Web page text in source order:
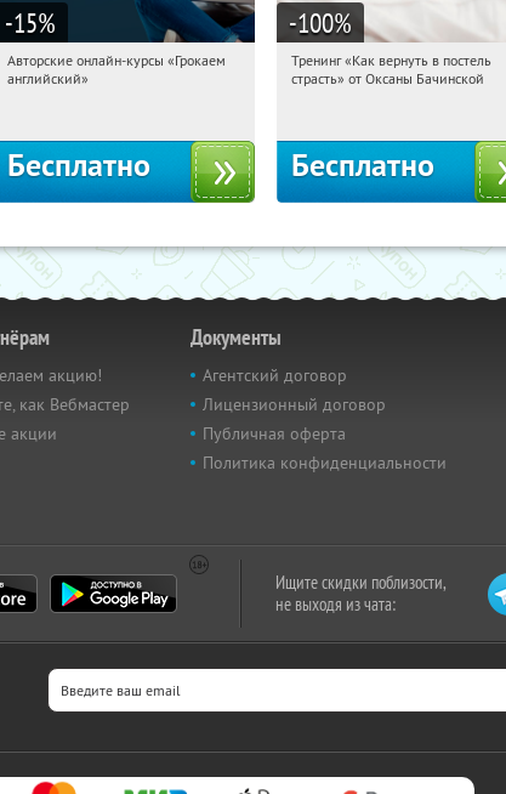
-15%
21:52:20 Получили:
Авторские онлайн-курсы «Грокаем
английский»
Бесплатно
-100%
21:52:20 Получили:
Тренинг «Как вернуть в постель
страсть» от Оксаны Бачинской
Бесплатно
акцию!
как Вебмастер
акции
Документы
Агентский договор
Лицензионный договор
Публичная оферта
Политика конфиденциальности
Ищите скидки поблизости,
не выходя из чата: